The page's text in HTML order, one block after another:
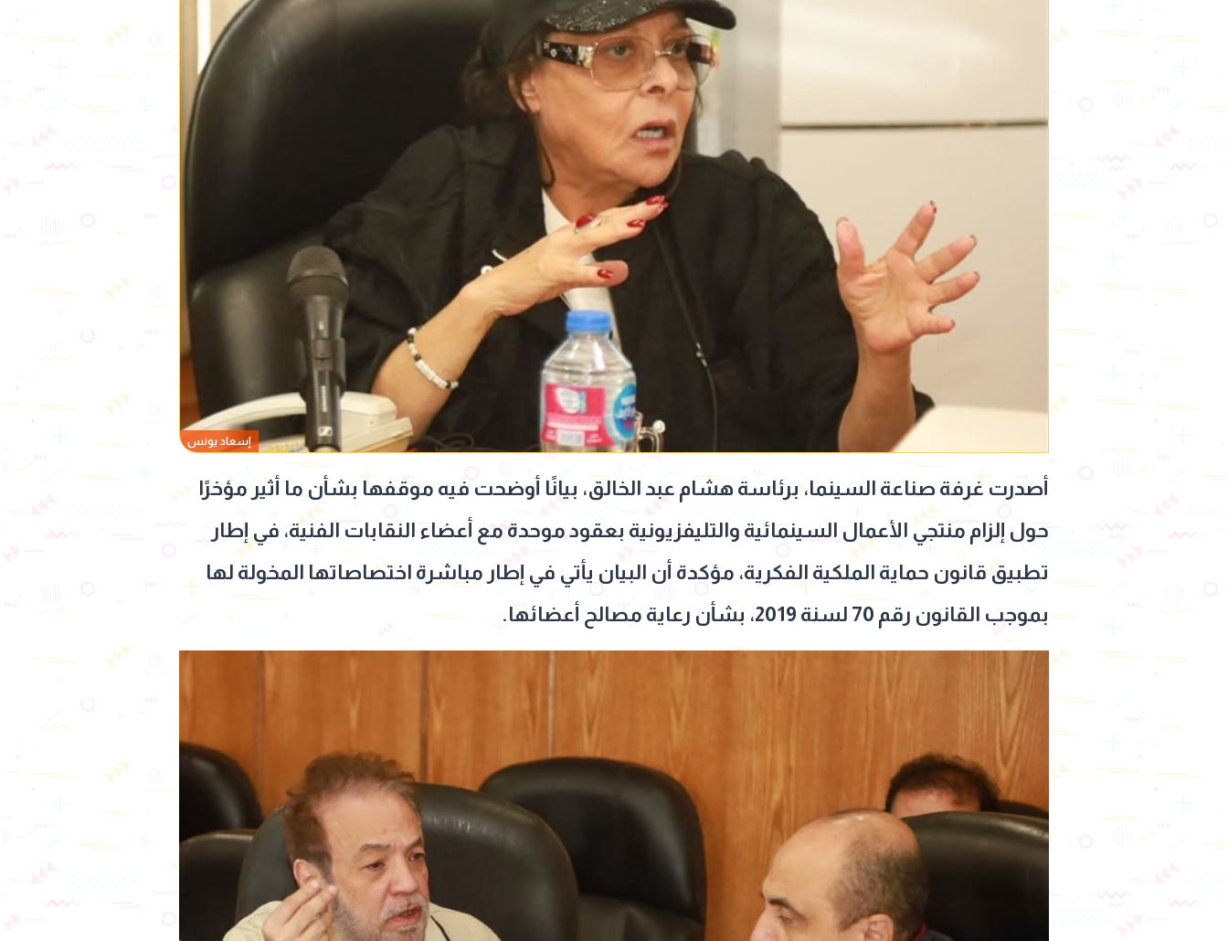
إسعاد يونس
أصدرت غرفة صناعة السينما، برئاسة هشام عبد الخالق، بيانًا أوضحت فيه موقفها بشأن ما أثير مؤخرًا
حول إلزام منتجي الأعمال السينمائية والتليفزيونية بعقود موحدة مع أعضاء النقابات الفنية، في إطار
تطبيق قانون حماية الملكية الفكرية، مؤكدة أن البيان يأتي في إطار مباشرة اختصاصاتها المخولة لها
بموجب القانون رقم 70 لسنة 2019، بشأن رعاية مصالح أعضائها.